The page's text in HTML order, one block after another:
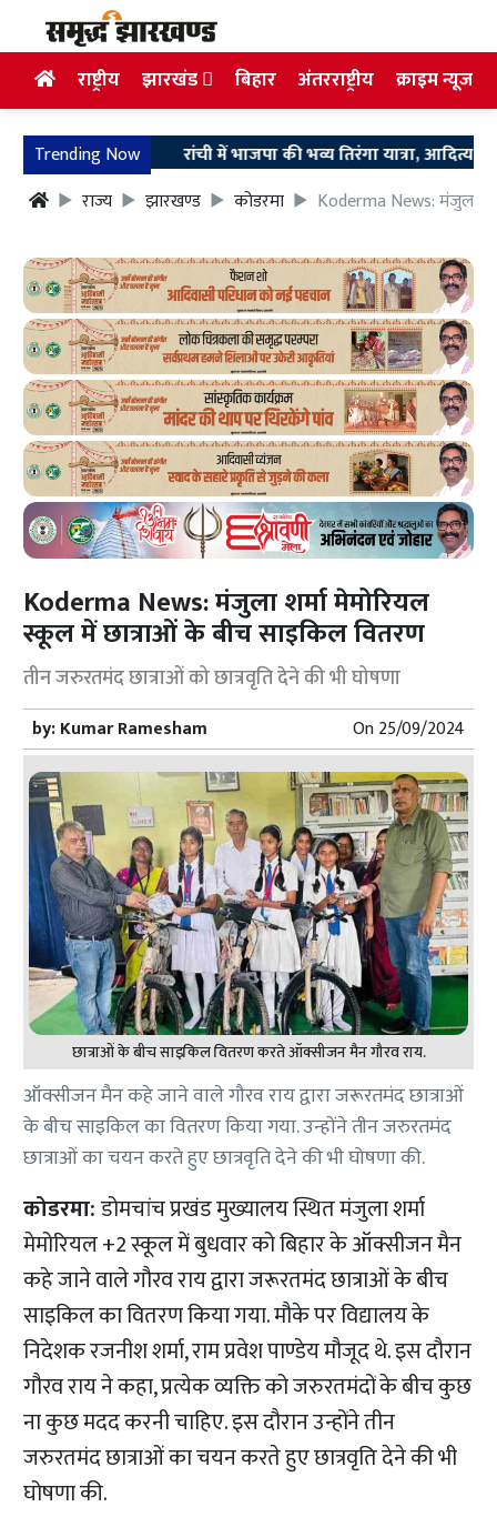
राष्ट्रीय झारखंड बिहार अंतरराष्ट्रीय क्राइम न्यूज
Trending Nowरांची में भाजपा की भव्य तिरंगा यात्रा, आदित्य साहू बोले-
राज्य
झारखण्ड कोडरमा Koderma News: मंजुला
Koderma News: मंजुला शर्मा मेमोरियल
स्कूल में छात्राओं के बीच साइकिल वितरण
तीन जरुरतमंद छात्राओं को छात्रवृति देने की भी घोषणा
by:Kumar Ramesham On25/09/2024
छात्राओं के बीच साइकिल वितरण करते ऑक्सीजन मैन गौरव राय.
ऑक्सीजन मैन कहे जाने वाले गौरव राय द्वारा जरूरतमंद छात्राओं
के बीच साइकिल का वितरण किया गया. उन्होंने तीन जरुरतमंद
छात्राओं का चयन करते हुए छात्रवृति देने की भी घोषणा की.
कोडरमा:डोमचांच प्रखंड मुख्यालय स्थित मंजुला शर्मा
मेमोरियल +2 स्कूल में बुधवार को बिहार के ऑक्सीजन मैन
कहे जाने वाले गौरव राय द्वारा जरूरतमंद छात्राओं के बीच
साइकिल का वितरण किया गया. मौके पर विद्यालय के
निदेशक रजनीश शर्मा, राम प्रवेश पाण्डेय मौजूद थे. इस दौरान
गौरव राय ने कहा, प्रत्येक व्यक्ति को जरुरतमंदों के बीच कुछ
ना कुछ मदद करनी चाहिए. इस दौरान उन्होंने तीन
जरुरतमंद छात्राओं का चयन करते हुए छात्रवृति देने की भी
घोषणा की.